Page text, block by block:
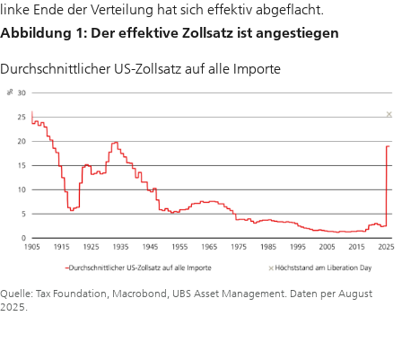
linke Ende der Verteilung hat sich effektiv abgeflacht.
Abbildung 1: Der effektive Zollsatz ist angestiegen
Durchschnittlicher US-Zollsatz auf alle Importe
Quelle: Tax Foundation, Macrobond, UBS Asset Management. Daten per August
2025.